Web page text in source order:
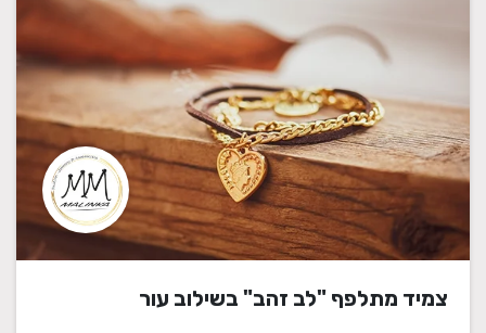
צמיד מתלפף "לב זהב" בשילוב עור